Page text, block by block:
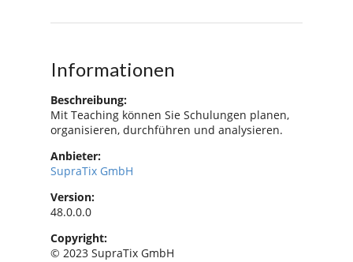
Informationen
Beschreibung:
Mit Teaching können Sie Schulungen planen,
organisieren, durchführen und analysieren.
Anbieter:
SupraTix GmbH
Version:
48.0.0.0
Copyright:
© 2023 SupraTix GmbH